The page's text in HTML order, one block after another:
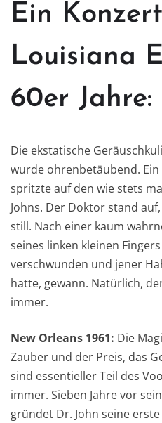
Ein
Louisiana
60er Jahre:
Die ekstatische
wurde ohrenbetäubend.
spritzte auf den wie stets
Johns. Der Doktor stand
still. Nach einer kaum
seines linken kleinen
verschwunden und jener
hatte, gewann. Natürlich,
immer.
New Orleans 1961: Die
Zauber und der Preis, das
sind essentieller Teil des
immer. Sieben Jahre vor
gründet Dr. John seine